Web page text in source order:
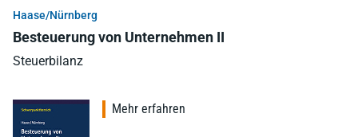
Haase/Nürnberg
Besteuerung von Unternehmen II
Steuerbilanz
Mehr erfahren